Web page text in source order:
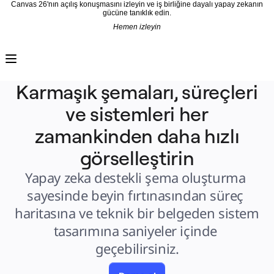
Canvas 26'nın açılış konuşmasını izleyin ve iş birliğine dayalı yapay zekanın
gücüne tanıklık edin.
Hemen izleyin
Engage
Platform
AI Genel Bakış
AI Workflows
MCP Sunucusu
Yapay Zeka Rehberlerini keşfedin
MCP Sunucusu
Blueprints
Entegrasyonlar
Güvenlik
Enterprise Guard
Geliştirici Platformu
Uygulamaları İndir
Biçimler
Beyaz Tahta
Şemalar
Kanban
Timelines
TalkTrack
Karmaşık şemaları, süreçleri
ve sistemleri her
zamankinden daha hızlı
görselleştirin
Yapay zeka destekli şema oluşturma
sayesinde beyin fırtınasından süreç
haritasına ve teknik bir belgeden sistem
tasarımına saniyeler içinde
geçebilirsiniz.